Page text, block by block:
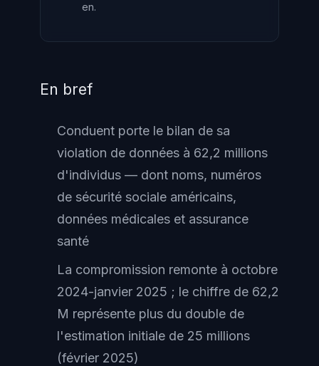
en.
En bref
Conduent porte le bilan de sa
violation de données à 62,2 millions
d'individus — dont noms, numéros
de sécurité sociale américains,
données médicales et assurance
santé
La compromission remonte à octobre
2024-janvier 2025 ; le chiffre de 62,2
M représente plus du double de
l'estimation initiale de 25 millions
(février 2025)